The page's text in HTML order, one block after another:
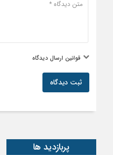
قوانین ارسال دیدگاه
ثبت دیدگاه
پربازدید ها